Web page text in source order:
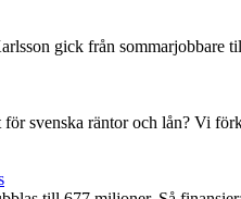
gick från
svenska räntor och lån? Vi